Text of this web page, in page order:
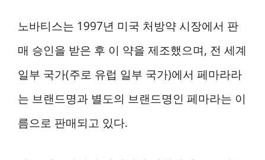
노바티스는 1997년 미국 처방약 시장에서 판
매 승인을 받은 후 이 약을 제조했으며, 전 세계
일부 국가(주로 유럽 일부 국가)에서 페마라라
는 브랜드명과 별도의 브랜드명인 페마라는 이
름으로 판매되고 있다.